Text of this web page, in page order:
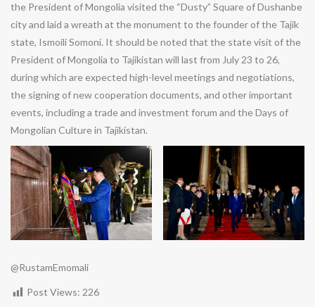
the President of Mongolia visited the “Dusty” Square of Dushanbe
city and laid a wreath at the monument to the founder of the Tajik
state, Ismoili Somoni. It should be noted that the state visit of the
President of Mongolia to Tajikistan will last from July 23 to 26,
during which are expected high-level meetings and negotiations,
the signing of new cooperation documents, and other important
events, including a trade and investment forum and the Days of
Mongolian Culture in Tajikistan.
@RustamEmomali
Post Views: 226